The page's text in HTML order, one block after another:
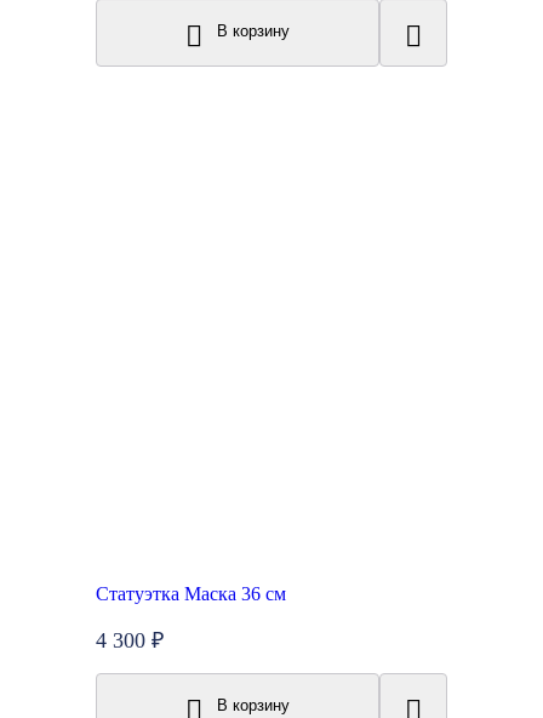
В корзину
Статуэтка Маска 36 см
4 300 ₽
В корзину